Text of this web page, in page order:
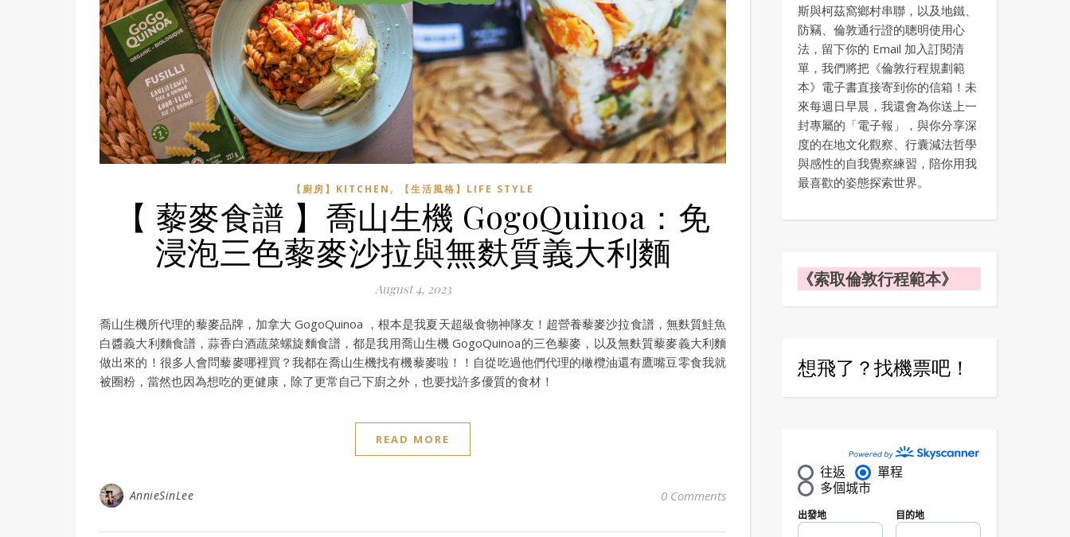
【廚房】KITCHEN , 【生活風格】LIFE STYLE
【 藜麥食譜 】喬山生機 GogoQuinoa：免
浸泡三色藜麥沙拉與無麩質義大利麵
August 4, 2023
喬山生機所代理的藜麥品牌，加拿大 GogoQuinoa ，根本是我夏天超級食物神隊友！超營養藜麥沙拉食譜，無麩質鮭魚
白醬義大利麵食譜，蒜香白酒蔬菜螺旋麵食譜，都是我用喬山生機 GogoQuinoa的三色藜麥，以及無麩質藜麥義大利麵
做出來的！很多人會問藜麥哪裡買？我都在喬山生機找有機藜麥啦！！自從吃過他們代理的橄欖油還有鷹嘴豆零食我就
被圈粉，當然也因為想吃的更健康，除了更常自己下廚之外，也要找許多優質的食材！
READ MORE
AnnieSinLee 0 Comments
斯與柯茲窩鄉村串聯，以及地鐵、
防竊、倫敦通行證的聰明使用心
法，留下你的 Email 加入訂閱清
單，我們將把《倫敦行程規劃範
本》電子書直接寄到你的信箱！未
來每週日早晨，我還會為你送上一
封專屬的「電子報」，與你分享深
度的在地文化觀察、行囊減法哲學
與感性的自我覺察練習，陪你用我
最喜歡的姿態探索世界。
《索取倫敦行程範本》
想飛了？找機票吧！